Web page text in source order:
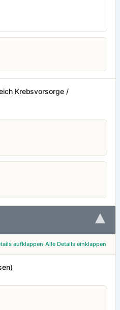
Krebsvorsorge /
▾
aufklappen Alle Details einklappen